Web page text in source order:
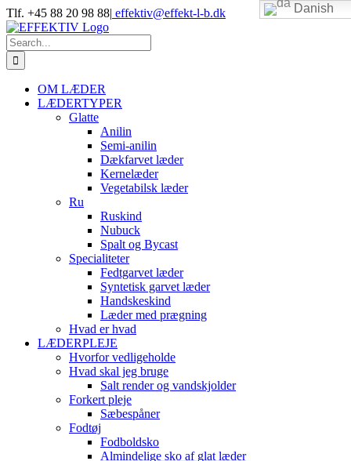
Skip
to
content
Tlf. +45 88 20 98 88| effektiv@effekt-l-b.dk
Search
for:
OM LÆDER
LÆDERTYPER
Glatte
Anilin
Semi-anilin
Dækfarvet læder
Kernelæder
Vegetabilsk læder
Ru
Ruskind
Nubuck
Spalt og Bycast
Specialiteter
Fedtgarvet læder
Syntetisk garvet læder
Handskeskind
Læder med prægning
Hvad er hvad
LÆDERPLEJE
Hvorfor vedligeholde
Hvad skal jeg bruge
Salt render og vandskjolder
Forkert pleje
Sæbespåner
Fodtøj
Fodboldsko
Almindelige sko af glat læder
Danish